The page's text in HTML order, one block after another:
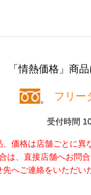
「情熱価格」商
フリー
受付時間
価格は店舗ごとに異
は、直接店舗へお問
へご連絡をいただい